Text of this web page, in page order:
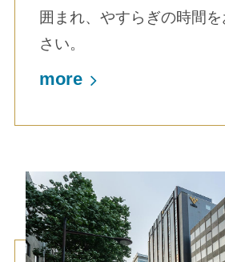
囲まれ、やすらぎの時間
さい。
more